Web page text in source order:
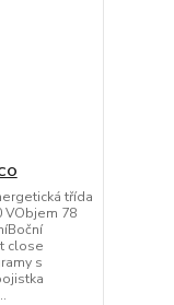
třída
VObjem 78
close
s